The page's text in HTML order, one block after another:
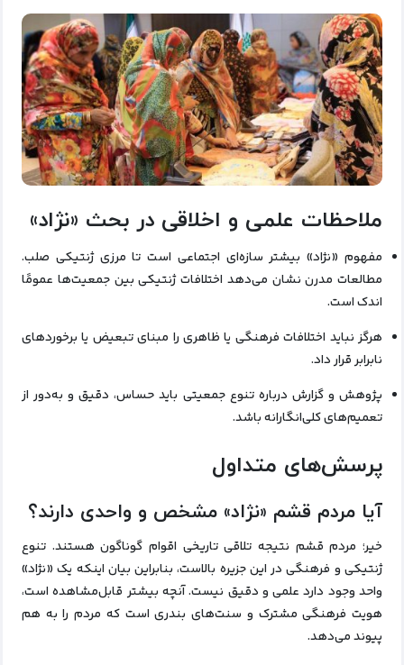
ملاحظات علمی و اخلاقی در بحث «نژاد»
مفهوم «نژاد» بیشتر سازه‌ای اجتماعی است تا مرزی ژنتیکی صلب.
مطالعات مدرن نشان می‌دهد اختلافات ژنتیکی بین جمعیت‌ها عمومًا
اندک است.
هرگز نباید اختلافات فرهنگی یا ظاهری را مبنای تبعیض یا برخوردهای
نابرابر قرار داد.
پژوهش و گزارش درباره تنوع جمعیتی باید حساس، دقیق و به‌دور از
تعمیم‌های کلی‌انگارانه باشد.
پرسش‌های متداول
آیا مردم قشم «نژاد» مشخص و واحدی دارند؟
خیر؛ مردم قشم نتیجه تلاقی تاریخی اقوام گوناگون هستند. تنوع
ژنتیکی و فرهنگی در این جزیره بالاست، بنابراین بیان اینکه یک «نژاد»
واحد وجود دارد علمی و دقیق نیست. آنچه بیشتر قابل‌مشاهده است،
هویت فرهنگی مشترک و سنت‌های بندری است که مردم را به هم
پیوند می‌دهد.